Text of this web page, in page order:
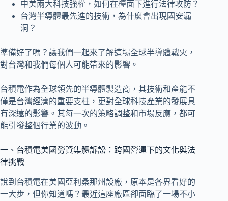
中美兩大科技強權，如何在檯面下進行法律攻防？
台灣半導體最先進的技術，為什麼會出現國安漏
洞？
準備好了嗎？讓我們一起來了解這場全球半導體戰火，
對台灣和我們每個人可能帶來的影響。
台積電作為全球領先的半導體製造商，其技術和產能不
僅是台灣經濟的重要支柱，更對全球科技產業的發展具
有深遠的影響。其每一次的策略調整和市場反應，都可
能引發整個行業的波動。
一、台積電美國勞資集體訴訟：跨國營運下的文化與法
律挑戰
說到台積電在美國亞利桑那州設廠，原本是各界看好的
一大步，但你知道嗎？最近這座廠區卻面臨了一場不小